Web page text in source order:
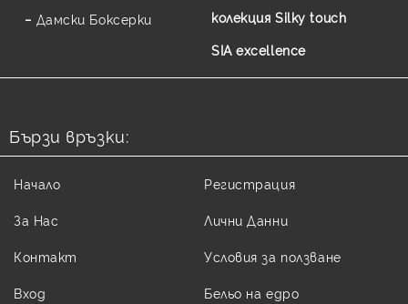
Дамски Боксерки
колекция Silky touch
SIA excellence
Бързи връзки:
Начало
За Нас
Контакт
Вход
Регистрация
Лични Данни
Условия за ползване
Бельо на едро